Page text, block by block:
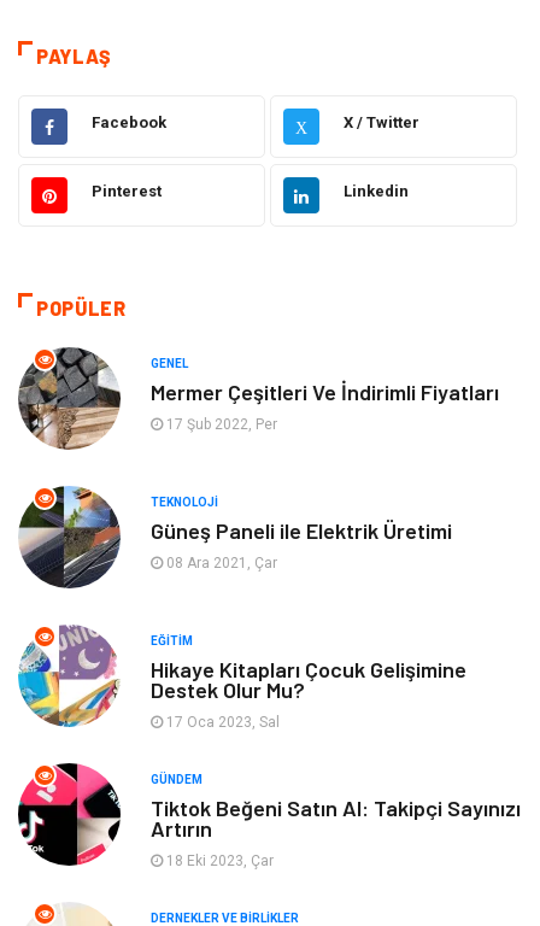
Eğitim
Makine Ulaşım ve Taşımacılık
Gıda Alışveriş
Gündem
Otomotiv
Yapı İnşaat
Tatil Emlak
Organizasyon Metal Maden
Spor
Turizm
Hediyelik Eşya
Aksesuar Basın Yayın
PAYLAŞ
Facebook X X / Twitter
Pinterest Linkedin
POPÜLER
GENEL
Mermer Çeşitleri Ve İndirimli Fiyatları
17 Şub 2022, Per
TEKNOLOJI
Güneş Paneli ile Elektrik Üretimi
08 Ara 2021, Çar
EĞITIM
Hikaye Kitapları Çocuk Gelişimine
Destek Olur Mu?
17 Oca 2023, Sal
GÜNDEM
Tiktok Beğeni Satın Al: Takipçi Sayınızı
Artırın
18 Eki 2023, Çar
DERNEKLER VE BIRLIKLER